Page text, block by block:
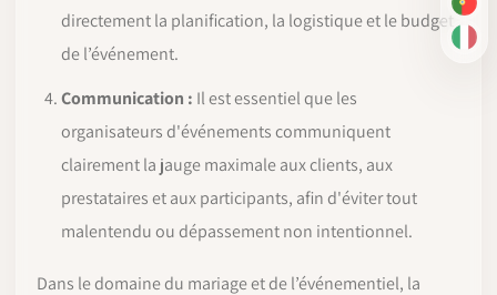
PT-
IT
directement la planification, la logistique et le budget
de l’événement.
Communication : Il est essentiel que les
organisateurs d'événements communiquent
clairement la jauge maximale aux clients, aux
prestataires et aux participants, afin d'éviter tout
malentendu ou dépassement non intentionnel.
Dans le domaine du mariage et de l’événementiel, la